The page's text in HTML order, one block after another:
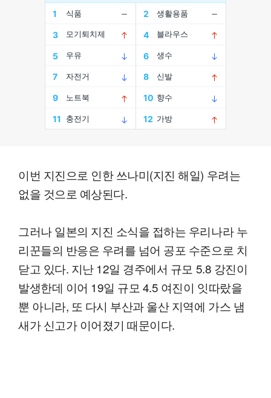
이번 지진으로 인한 쓰나미(지진 해일) 우려는
없을 것으로 예상된다.
그러나 일본의 지진 소식을 접하는 우리나라 누
리꾼들의 반응은 우려를 넘어 공포 수준으로 치
닫고 있다. 지난 12일 경주에서 규모 5.8 강진이
발생한데 이어 19일 규모 4.5 여진이 잇따랐을
뿐 아니라, 또 다시 부산과 울산 지역에 가스 냄
새가 신고가 이어졌기 때문이다.